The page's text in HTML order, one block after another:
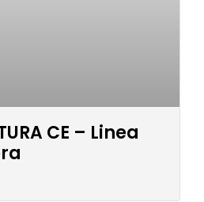
CE – Linea